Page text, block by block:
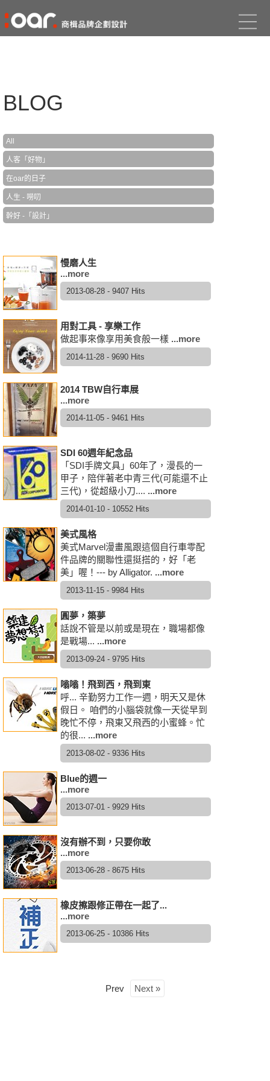
BLOG
All
人客「好物」
在oar的日子
人生 - 嘮叨
幹好 -「設計」
慢磨人生
...more
2013-08-28 - 9407 Hits
用對工具 - 享樂工作
做起事來像享用美食般一樣 ...more
2014-11-28 - 9690 Hits
2014 TBW自行車展
...more
2014-11-05 - 9461 Hits
SDI 60週年紀念品
「SDI手牌文具」60年了，漫長的一
甲子，陪伴著老中青三代(可能還不止
三代)，從超級小刀.... ...more
2014-01-10 - 10552 Hits
美式風格
美式Marvel漫畫風跟這個自行車零配
件品牌的關聯性還挺搭的，好「老
美」喔！--- by Alligator. ...more
2013-11-15 - 9984 Hits
圓夢，築夢
話說不管是以前或是現在，職場都像
是戰場... ...more
2013-09-24 - 9795 Hits
嗡嗡！飛到西，飛到東
呼... 辛勤努力工作一週，明天又是休
假日。 咱們的小腦袋就像一天從早到
晚忙不停，飛東又飛西的小蜜蜂。忙
的很... ...more
2013-08-02 - 9336 Hits
Blue的週一
...more
2013-07-01 - 9929 Hits
沒有辦不到，只要你敢
...more
2013-06-28 - 8675 Hits
橡皮擦跟修正帶在一起了...
...more
2013-06-25 - 10386 Hits
Prev Next